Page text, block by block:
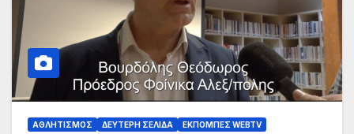
ΑΘΛΗΤΙΣΜΌΣ ΔΕΎΤΕΡΗ ΣΕΛΊΔΑ ΕΚΠΟΜΠΈΣ WEBTV